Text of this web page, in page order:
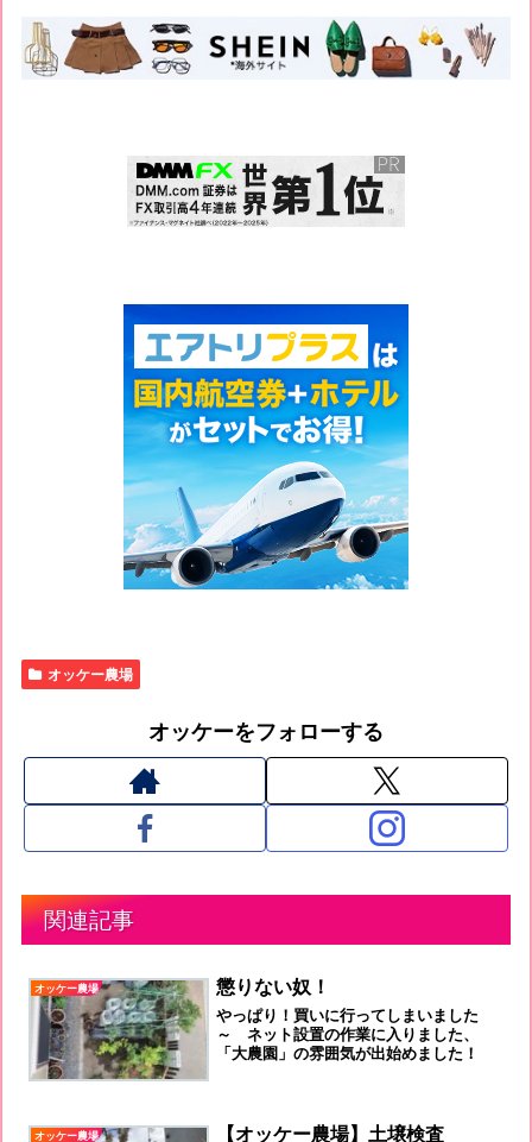
オッケー農場
オッケーをフォローする
関連記事
オッケー農場 懲りない奴！
やっぱり！買いに行ってしまいました
～ ネット設置の作業に入りました、
「大農園」の雰囲気が出始めました！
オッケー農場 【オッケー農場】土壌検査